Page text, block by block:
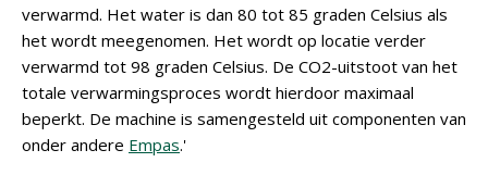
verwarmd. Het water is dan 80 tot 85 graden Celsius als
het wordt meegenomen. Het wordt op locatie verder
verwarmd tot 98 graden Celsius. De CO2-uitstoot van het
totale verwarmingsproces wordt hierdoor maximaal
beperkt. De machine is samengesteld uit componenten van
onder andere Empas.'